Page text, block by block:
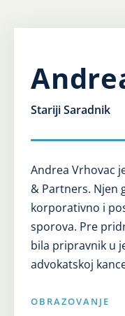
Stariji Saradnik
Andrea Vrhovac
& Partners. Njen
korporativno i
sporova. Pre
bila pripravnik u
advokatskoj
OBRAZOVANJE